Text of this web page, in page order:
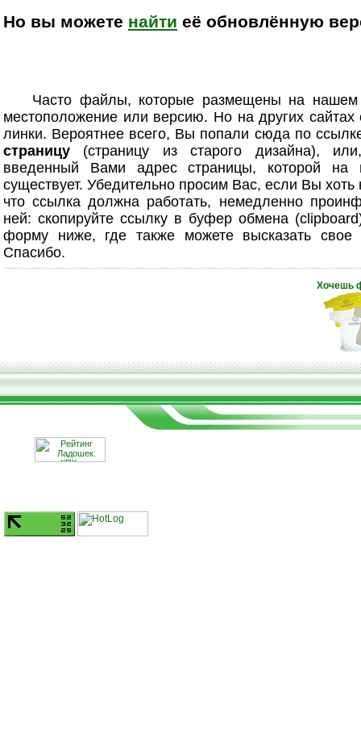
Но вы можете найти её обновлённую
Часто файлы, которые размещены на нашем
местоположение или версию. Но на других
линки. Вероятнее всего, Вы попали сюда по
страницу (страницу из старого дизайна),
введенный Вами адрес страницы, которой на
существует. Убедительно просим Вас, если Вы
что ссылка должна работать, немедленно
ней: скопируйте ссылку в буфер обмена
форму ниже, где также можете высказать свое
Спасибо.
Хочешь